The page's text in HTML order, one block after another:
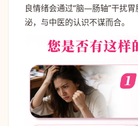
良情绪会通过“脑—肠轴”干扰
泌，与中医的认识不谋而合。